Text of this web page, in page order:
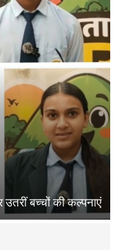
उतरीं बच्चों की कल्पनाएं